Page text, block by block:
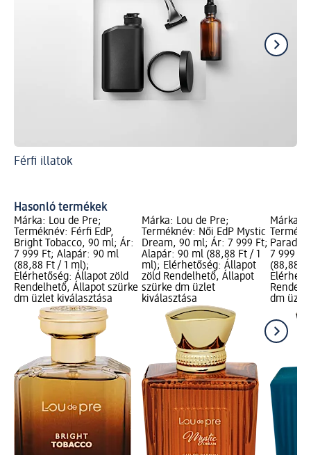
Férfi illatok
Hasonló termékek
Márka: Lou de Pre;
Terméknév: Férfi EdP,
Bright Tobacco, 90 ml; Ár:
7 999 Ft; Alapár: 90 ml
(88,88 Ft / 1 ml);
Elérhetőség: Állapot zöld
Rendelhető, Állapot szürke
dm üzlet kiválasztása
Márka: Lou de Pre;
Terméknév: Női EdP Mystic
Dream, 90 ml; Ár: 7 999 Ft;
Alapár: 90 ml (88,88 Ft / 1
ml); Elérhetőség: Állapot
zöld Rendelhető, Állapot
szürke dm üzlet
kiválasztása
Márka:
Paradis
7 999
(88,88
dm